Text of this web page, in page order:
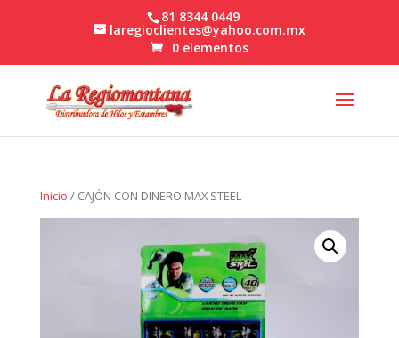
81 8344 0449
laregioclientes@yahoo.com.mx
0 elementos
Inicio / CAJÓN CON DINERO MAX STEEL